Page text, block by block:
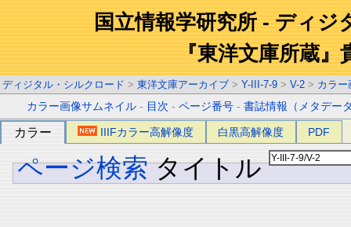
国立情報学研究所 - ディジ
『東洋文庫所蔵』
ディジタル・シルクロード > 東洋文庫アーカイブ > Y-III-7-9 > V-2 > カラー
カラー画像サムネイル - 目次 -ページ番号 -書誌情報（メタデー
カラー IIIFカラー高解像度 白黒高解像度 PDF
ページ検索 タイトル